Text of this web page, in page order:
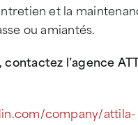
et la
ou amiantés.
l’agence
company/attila-